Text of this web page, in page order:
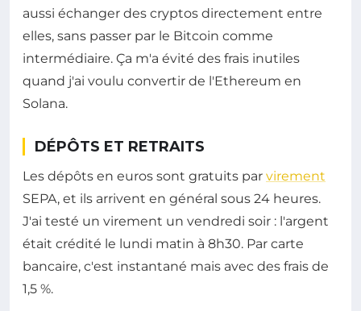
aussi échanger des cryptos directement entre
elles, sans passer par le Bitcoin comme
intermédiaire. Ça m'a évité des frais inutiles
quand j'ai voulu convertir de l'Ethereum en
Solana.
DÉPÔTS ET RETRAITS
Les dépôts en euros sont gratuits par virement
SEPA, et ils arrivent en général sous 24 heures.
J'ai testé un virement un vendredi soir : l'argent
était crédité le lundi matin à 8h30. Par carte
bancaire, c'est instantané mais avec des frais de
1,5 %.